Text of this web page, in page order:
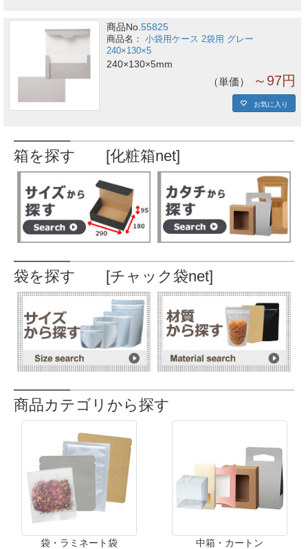
商品No.55825
小袋用ケース 2袋用 グレー
240×130×5
240×130×5mm
単価 ～97円
お気に入り
箱を探す [化粧箱net]
袋を探す [チャック袋net]
商品カテゴリから探す
袋・ラミネート袋 中箱・カートン